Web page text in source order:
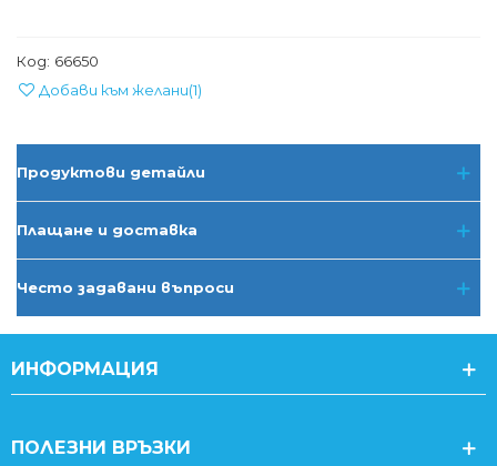
Код: 66650
Добави към желани(1)
Продуктови детайли
Плащане и доставка
Често задавани въпроси
ИНФОРМАЦИЯ
ПОЛЕЗНИ ВРЪЗКИ